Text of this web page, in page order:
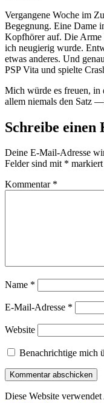
Vergangene Woche im
Begegnung. Eine Dame
Kopfhörer auf. Die Arme
ich neugierig wurde.
etwas anderes. Und
PSP Vita und spielte
Mich würde es freuen, in
allem niemals den Satz
Schreibe einen
Deine E-Mail-Adresse
Felder sind mit * markiert
Kommentar *
Name *
E-Mail-Adresse *
Website
Benachrichtige mich
Diese Website